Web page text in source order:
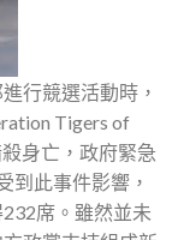
行競選活動時，
Tigers of
身亡，政府緊急
到此事件影響，
席。雖然並未